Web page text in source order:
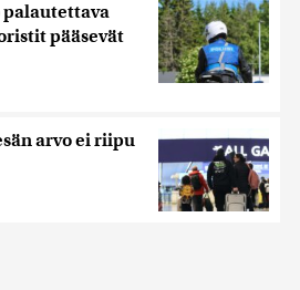
palautettava
pääsevät
arvo ei riipu